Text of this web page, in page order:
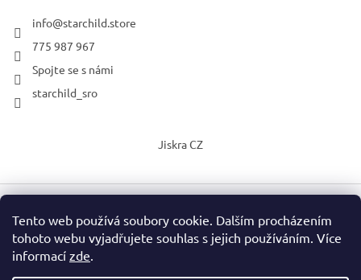
Tento web používá soubory cookie. Dalším procházením
tohoto webu vyjadřujete souhlas s jejich používáním. Více
informací zde.
info@starchild.store
775 987 967
Spojte se s námi
starchild_sro
Jiskra CZ
Vytvořil Shoptet